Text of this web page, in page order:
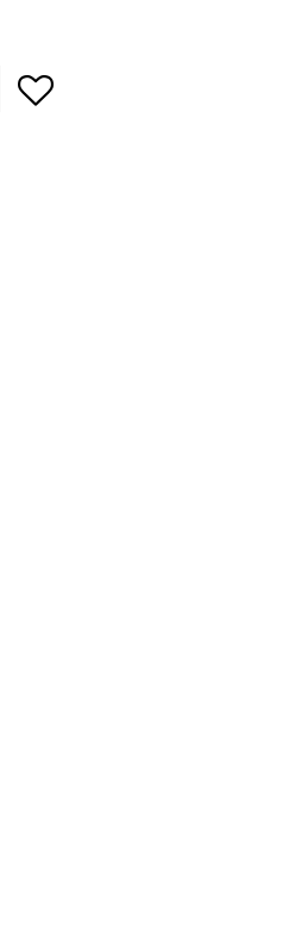
Lägg till i favoriter